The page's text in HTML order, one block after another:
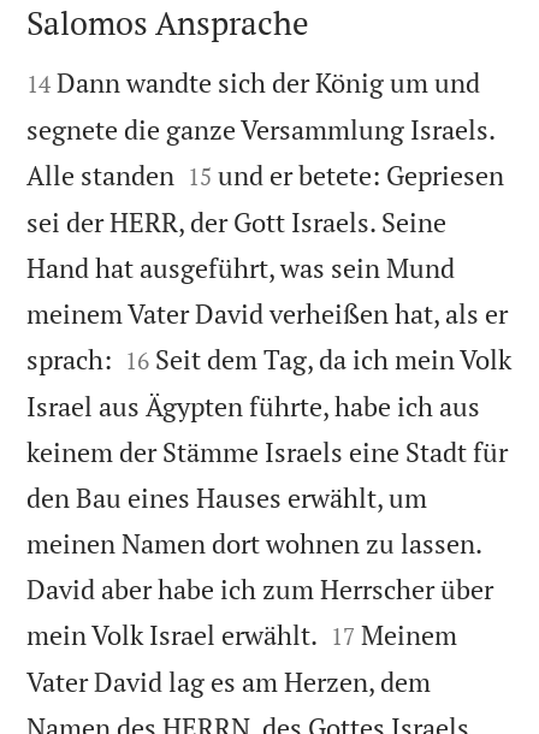

Salomos Ansprache

14 Dann wandte sich der König um und
segnete die ganze Versammlung Israels.
Alle standen 

15 und er betete: Gepriesen
sei der HERR, der Gott Israels. Seine
Hand hat ausgeführt, was sein Mund
meinem Vater David verheißen hat, als er
sprach: 

16 Seit dem Tag, da ich mein Volk
Israel aus Ägypten führte, habe ich aus
keinem der Stämme Israels eine Stadt für
den Bau eines Hauses erwählt, um
meinen Namen dort wohnen zu lassen.
David aber habe ich zum Herrscher über
mein Volk Israel erwählt. 

17 Meinem
Vater David lag es am Herzen, dem